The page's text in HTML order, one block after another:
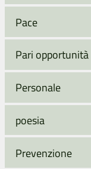
Pace
Pari opportunità
Personale
poesia
Prevenzione